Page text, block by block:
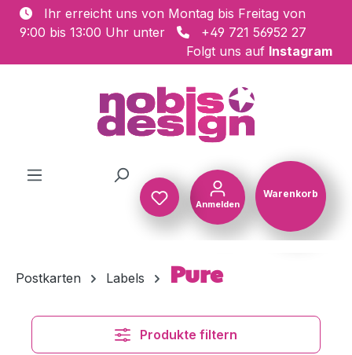
Zum Hauptinhalt springen
Ihr erreicht uns von Montag bis Freitag von
9:00 bis 13:00 Uhr unter
+49 721 56952 27
Folgt uns auf Instagram
Anmelden
Warenkorb
Postkarten Labels Pure
Produkte filtern